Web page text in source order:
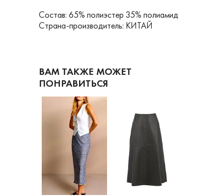
Состав: 65% полиэстер 35% полиамид
Страна-производитель: КИТАЙ
ВАМ ТАКЖЕ МОЖЕТ
ПОНРАВИТЬСЯ